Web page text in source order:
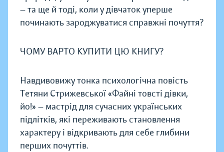
— та ще й тоді, коли у дівчаток уперше
починають зароджуватися справжні почуття?
ЧОМУ ВАРТО КУПИТИ ЦЮ КНИГУ?
Навдивовижу тонка психологічна повість
Тетяни Стрижевської «Файні товсті дівки,
йо!» — мастрід для сучасних українських
підлітків, які переживають становлення
характеру і відкривають для себе глибини
перших почуттів.